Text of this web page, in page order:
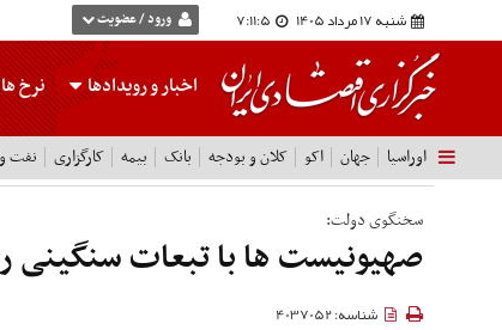
شنبه 17 مرداد 1405 7:11:6 ورود / عضویت
اخبار و رویدادها نرخ ها
اوراسیا جهان اکو کلان و بودجه بانک بیمه کارگزاری نفت
سخنگوی دولت:
صهیونیست ها با تبعات سنگینی
شناسه: 4037052